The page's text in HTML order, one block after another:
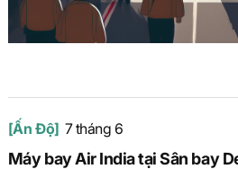
[Ấn Độ] 7 tháng 6
Máy bay Air India tại Sân bay